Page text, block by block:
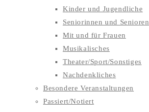
Kinder und Jugendliche
Seniorinnen und Senioren
Mit und für Frauen
Musikalisches
Theater/Sport/Sonstiges
Nachdenkliches
Besondere Veranstaltungen
Passiert/Notiert